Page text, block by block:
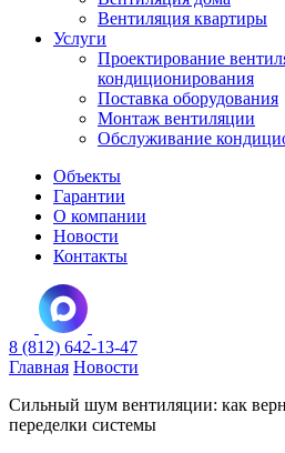
Вентиляция квартиры
Услуги
Проектирование
кондиционирования
Поставка оборудования
Монтаж вентиляции
Обслуживание
Объекты
Гарантии
О компании
Новости
Контакты
8 (812) 642-13-47
Главная Новости
Сильный шум вентиляции: как
переделки системы